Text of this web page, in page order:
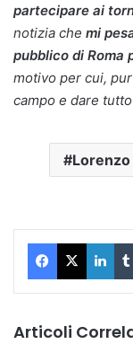
partecipare ai
notizia che mi
pubblico di Roma
motivo per cui,
campo e dare
Facebook
X
Articoli